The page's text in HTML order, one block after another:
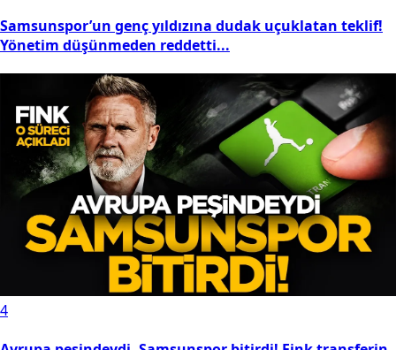
Samsunspor’un genç yıldızına dudak uçuklatan teklif!
Yönetim düşünmeden reddetti...
4